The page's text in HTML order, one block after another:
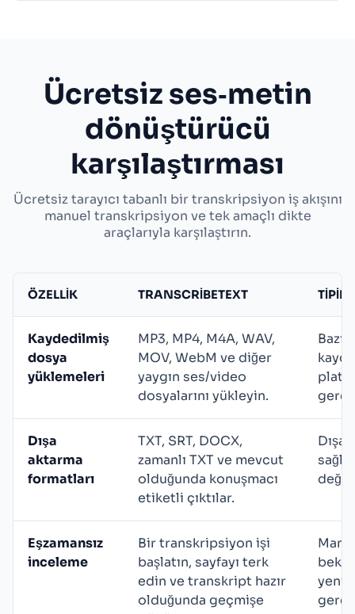
Ücretsiz ses‑metin
dönüştürücü
karşılaştırması
Ücretsiz tarayıcı tabanlı bir transkripsiyon iş akışını
manuel transkripsiyon ve tek amaçlı dikte
araçlarıyla karşılaştırın.
ÖZELLIK TRANSCRIBETEXT TIPIK
Kaydedilmiş
dosya
yüklemeleri
MP3, MP4, M4A, WAV,
MOV, WebM ve diğer
yaygın ses/video
dosyalarını yükleyin.
Bazı
Dışa
aktarma
formatları
TXT, SRT, DOCX,
zamanlı TXT ve mevcut
olduğunda konuşmacı
etiketli çıktılar.
Dışa
Eşzamansız
inceleme
Bir transkripsiyon işi
başlatın, sayfayı terk
edin ve transkript hazır
olduğunda geçmişe